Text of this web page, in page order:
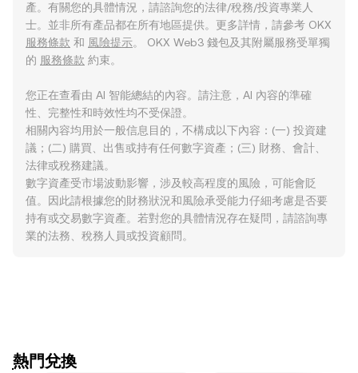
產。有關您的具體情況，請諮詢您的法律/稅務/投資專業人
士。並非所有產品都在所有地區提供。更多詳情，請參考 OKX
服務條款 和 風險提示。 OKX Web3 錢包及其附屬服務受單獨
的 服務條款 約束。
您正在查看由 AI 智能總結的內容。請注意，AI 內容的準確
性、完整性和時效性均不受保證。
相關內容均用於一般信息目的，不構成以下內容：(一) 投資建
議；(二) 購買、出售或持有任何數字資產；(三) 財務、會計、
法律或稅務建議。
數字資產受市場波動影響，涉及較高程度的風險，可能會貶
值。因此請根據您的財務狀況和風險承受能力仔細考慮是否要
持有或交易數字資產。若對您的具體情況存在疑問，請諮詢專
業的法務、稅務人員或投資顧問。
ִִִִִִִִִִִִִִִִִִִִִִִִִִִִִִִִִִִִִִִִִִִִִִִִ熱門兌換